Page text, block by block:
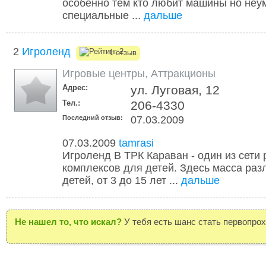
особенно тем кто любит машины но
специальные ... дальше
2 Игроленд 1 отзыв
Игровые центры, Аттракционы
Адрес: ул. Луговая, 12
Тел.: 206-4330
Последний отзыв:
07.03.2009
07.03.2009 tamrasi
Игроленд В ТРК Караван - один из сети
комплексов для детей. Здесь масса
детей, от 3 до 15 лет ... дальше
Не нашел то, что искал? У тебя есть шанс стать